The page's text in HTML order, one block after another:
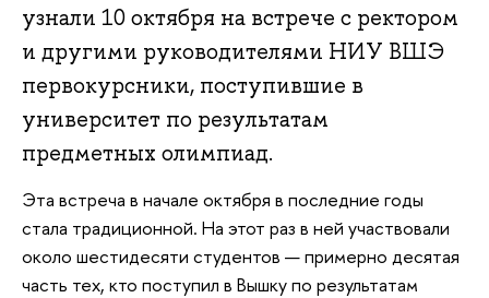
узнали 10 октября на встрече с ректором
и другими руководителями НИУ ВШЭ
первокурсники, поступившие в
университет по результатам
предметных олимпиад.
Эта встреча в начале октября в последние годы
стала традиционной. На этот раз в ней участвовали
около шестидесяти студентов — примерно десятая
часть тех, кто поступил в Вышку по результатам